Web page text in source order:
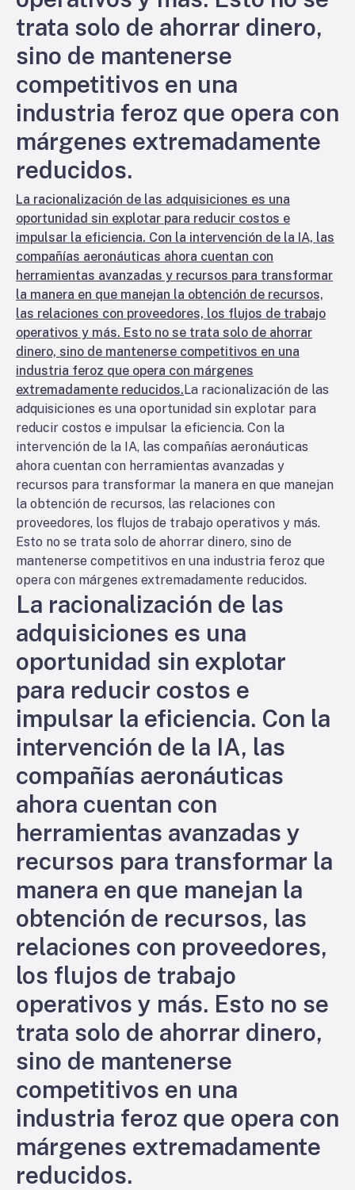
trata solo de ahorrar dinero,
sino de mantenerse
competitivos en una
industria feroz que opera con
márgenes extremadamente
reducidos.
La racionalización de las adquisiciones es una
oportunidad sin explotar para reducir costos e
impulsar la eficiencia. Con la intervención de la IA, las
compañías aeronáuticas ahora cuentan con
herramientas avanzadas y recursos para transformar
la manera en que manejan la obtención de recursos,
las relaciones con proveedores, los flujos de trabajo
operativos y más. Esto no se trata solo de ahorrar
dinero, sino de mantenerse competitivos en una
industria feroz que opera con márgenes
extremadamente reducidos.La racionalización de las
adquisiciones es una oportunidad sin explotar para
reducir costos e impulsar la eficiencia. Con la
intervención de la IA, las compañías aeronáuticas
ahora cuentan con herramientas avanzadas y
recursos para transformar la manera en que manejan
la obtención de recursos, las relaciones con
proveedores, los flujos de trabajo operativos y más.
Esto no se trata solo de ahorrar dinero, sino de
mantenerse competitivos en una industria feroz que
opera con márgenes extremadamente reducidos.
La racionalización de las
adquisiciones es una
oportunidad sin explotar
para reducir costos e
impulsar la eficiencia. Con la
intervención de la IA, las
compañías aeronáuticas
ahora cuentan con
herramientas avanzadas y
recursos para transformar la
manera en que manejan la
obtención de recursos, las
relaciones con proveedores,
los flujos de trabajo
operativos y más. Esto no se
trata solo de ahorrar dinero,
sino de mantenerse
competitivos en una
industria feroz que opera con
márgenes extremadamente
reducidos.